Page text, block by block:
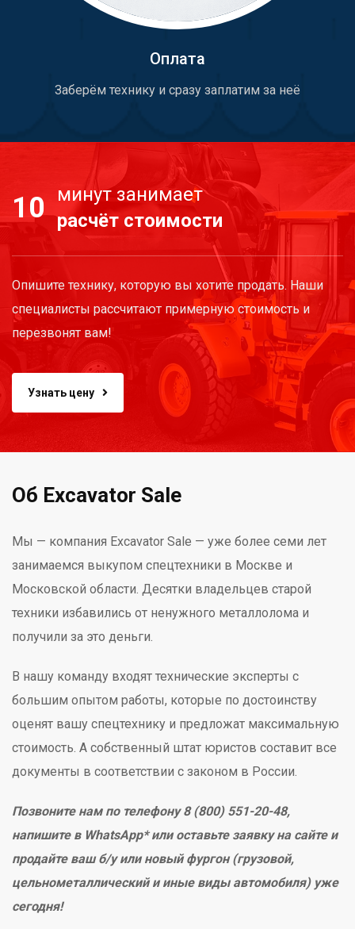
Оплата
Заберём технику и сразу заплатим за неё
10
минут занимает
расчёт стоимости
Опишите технику, которую вы хотите продать. Наши
специалисты рассчитают примерную стоимость и
перезвонят вам!
Узнать цену
Об Excavator Sale
Мы — компания Excavator Sale — уже более семи лет
занимаемся выкупом спецтехники в Москве и
Московской области. Десятки владельцев старой
техники избавились от ненужного металлолома и
получили за это деньги.
В нашу команду входят технические эксперты с
большим опытом работы, которые по достоинству
оценят вашу спецтехнику и предложат максимальную
стоимость. А собственный штат юристов составит все
документы в соответствии с законом в России.
Позвоните нам по телефону 8 (800) 551-20-48,
напишите в WhatsApp* или оставьте заявку на сайте и
продайте ваш б/у или новый фургон (грузовой,
цельнометаллический и иные виды автомобиля) уже
сегодня!